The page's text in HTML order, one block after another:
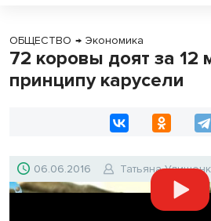
ОБЩЕСТВО → Экономика
72 коровы доят за 12
принципу карусели
06.06.2016 Татьяна